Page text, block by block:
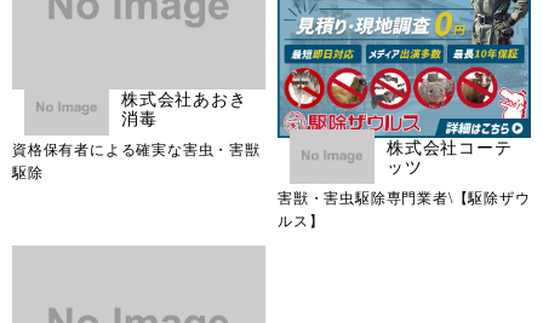
株式会社あおき
消毒
資格保有者による確実な害虫・害獣
駆除
株式会社コーテ
ッツ
害獣・害虫駆除専門業者\【駆除ザウ
ルス】